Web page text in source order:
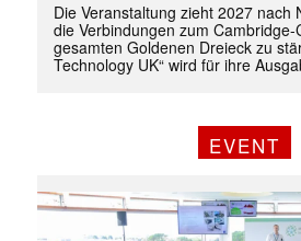
Die Veranstaltung zieht 2027 nach
die Verbindungen zum
gesamten Goldenen Dreieck zu
Technology UK“ wird für ihre
EVENT